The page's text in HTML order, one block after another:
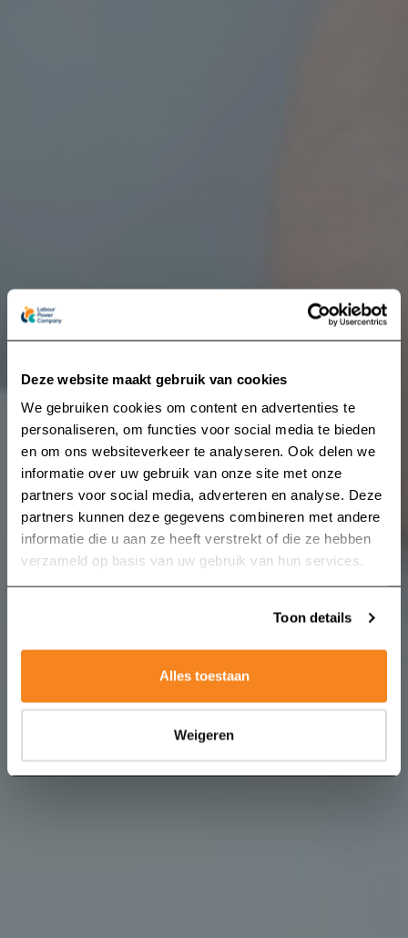
Deze website maakt gebruik van cookies
We gebruiken cookies om content en advertenties te
personaliseren, om functies voor social media te bieden
en om ons websiteverkeer te analyseren. Ook delen we
informatie over uw gebruik van onze site met onze
partners voor social media, adverteren en analyse. Deze
partners kunnen deze gegevens combineren met andere
informatie die u aan ze heeft verstrekt of die ze hebben
verzameld op basis van uw gebruik van hun services.
Toon details
Alles toestaan
Weigeren
Zoeken naar: